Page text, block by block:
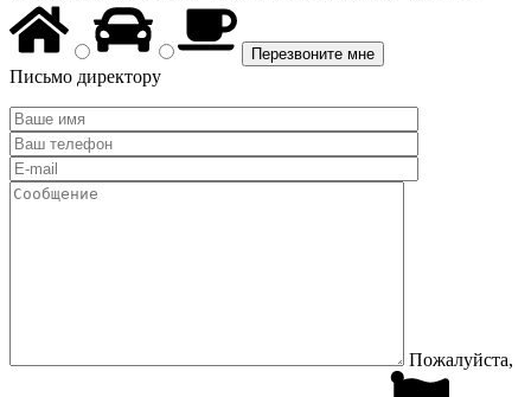
Письмо директору
Пожалуйста,